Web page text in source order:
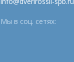
Мы в соц. сетях: